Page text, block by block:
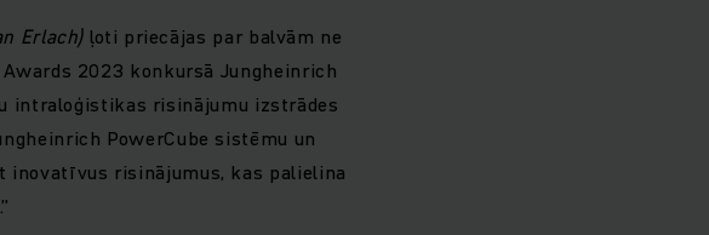
Erlach) ļoti priecājas par balvām ne
2023 konkursā Jungheinrich
intraloģistikas risinājumu izstrādes
PowerCube sistēmu un
inovatīvus risinājumus, kas palielina